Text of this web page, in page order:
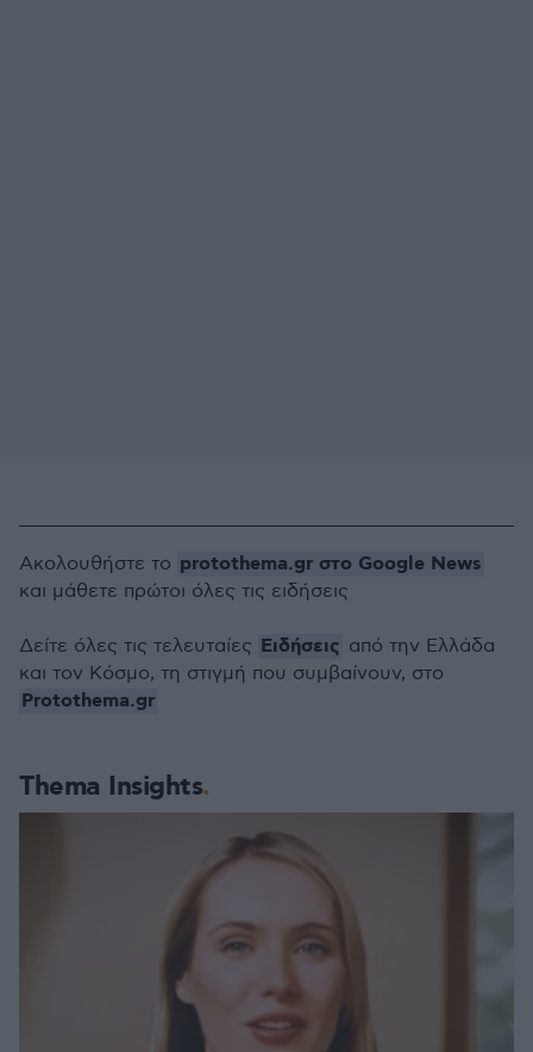
Thema Insights
Ακολουθήστε το protothema.gr στο Google News
και μάθετε πρώτοι όλες τις ειδήσεις
Δείτε όλες τις τελευταίες Ειδήσεις από την Ελλάδα
και τον Κόσμο, τη στιγμή που συμβαίνουν, στο
Protothema.gr